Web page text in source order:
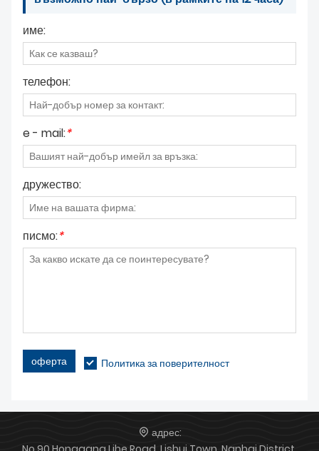
име:
телефон:
e - mail:*
дружество:
писмо:*
оферта Политика за поверителност
адрес: